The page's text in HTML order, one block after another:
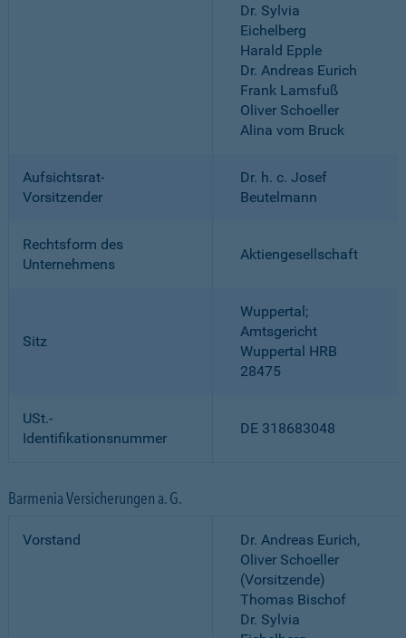
Dr. Sylvia
Eichelberg
Harald Epple
Dr. Andreas Eurich
Frank Lamsfuß
Oliver Schoeller
Alina vom Bruck
Aufsichtsrat-
Vorsitzender
Dr. h. c. Josef
Beutelmann
Rechtsform des
Unternehmens
Aktiengesellschaft
Sitz
Wuppertal;
Amtsgericht
Wuppertal HRB
28475
USt.-
Identifikationsnummer
DE 318683048
Barmenia Versicherungen a. G.
Vorstand
Dr. Andreas Eurich,
Oliver Schoeller
(Vorsitzende)
Thomas Bischof
Dr. Sylvia